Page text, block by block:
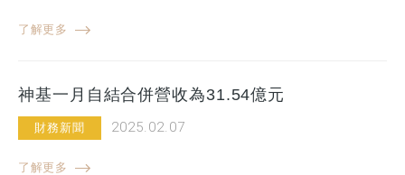
了解更多
神基一月自結合併營收為31.54億元
財務新聞 2025.02.07
了解更多